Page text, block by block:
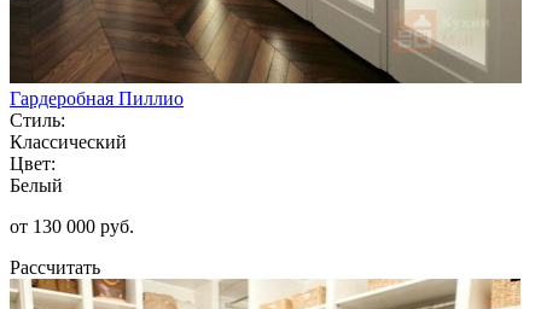
Гардеробная Пиллио
Стиль:
Классический
Цвет:
Белый
от 130 000 руб.
Рассчитать